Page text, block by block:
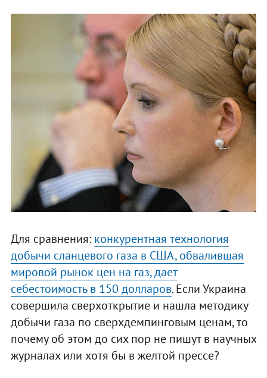
Для сравнения: конкурентная технология
добычи сланцевого газа в США, обвалившая
мировой рынок цен на газ, дает
себестоимость в 150 долларов. Если Украина
совершила сверхоткрытие и нашла методику
добычи газа по сверхдемпинговым ценам, то
почему об этом до сих пор не пишут в научных
журналах или хотя бы в желтой прессе?